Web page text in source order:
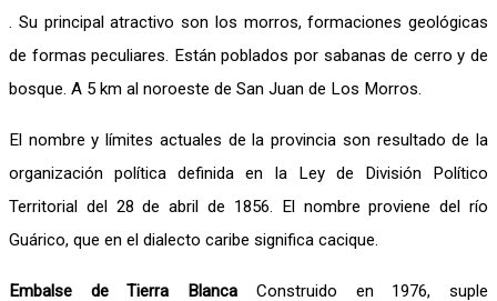
. Su principal atractivo son los morros, formaciones geológicas
de formas peculiares. Están poblados por sabanas de cerro y de
bosque. A 5 km al noroeste de San Juan de Los Morros.
El nombre y límites actuales de la provincia son resultado de la
organización política definida en la Ley de División Político
Territorial del 28 de abril de 1856. El nombre proviene del río
Guárico, que en el dialecto caribe significa cacique.
Embalse de Tierra Blanca Construido en 1976, suple